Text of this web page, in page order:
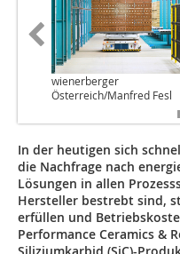
wienerberger
Österreich/Manfred Fesl
In der heutigen sich
die Nachfrage nach
Lösungen in allen
Hersteller bestrebt sind,
erfüllen und
Performance Ceramics &